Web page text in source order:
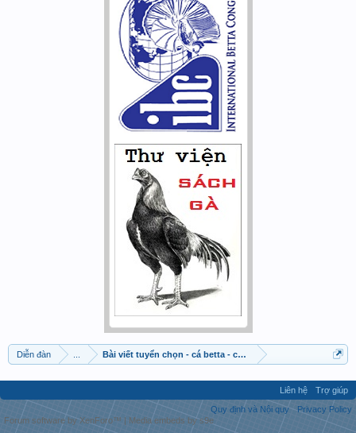
Diễn đàn ... Bài viết tuyển chọn - cá betta - cá cờ
Liên hệ
Trợ giúp
Quy định và Nội quy
Privacy Policy
Forum software by XenForo™
Media embeds by s9e